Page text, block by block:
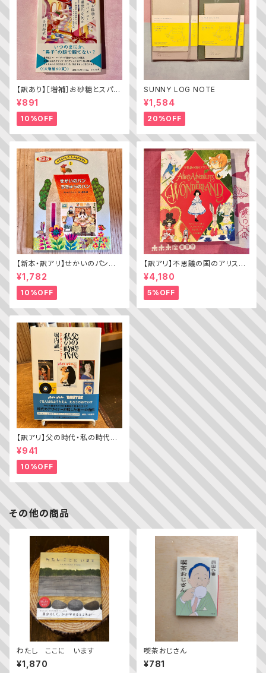
【訳あり】［増補］お砂糖とスパイ
スと爆発的な何か ——不真面
目な批評家によるフェミニスト批
評入門
¥891
10%OFF
SUNNY LOG NOTE
¥1,584
20%OFF
【新本・訳アリ】せかいのパン
ちきゅうのパン（普及版 かこさ
¥1,782
10%OFF
【訳アリ】不思議の国のアリス（A
lice’s Adventures in WOND
ERLAND）
¥4,180
5%OFF
【訳アリ】父の時代・私の時代
─わがエディトリアル・デザイン
史
¥941
10%OFF
その他の商品
わたし ここに います
¥1,870
喫茶おじさん
¥781